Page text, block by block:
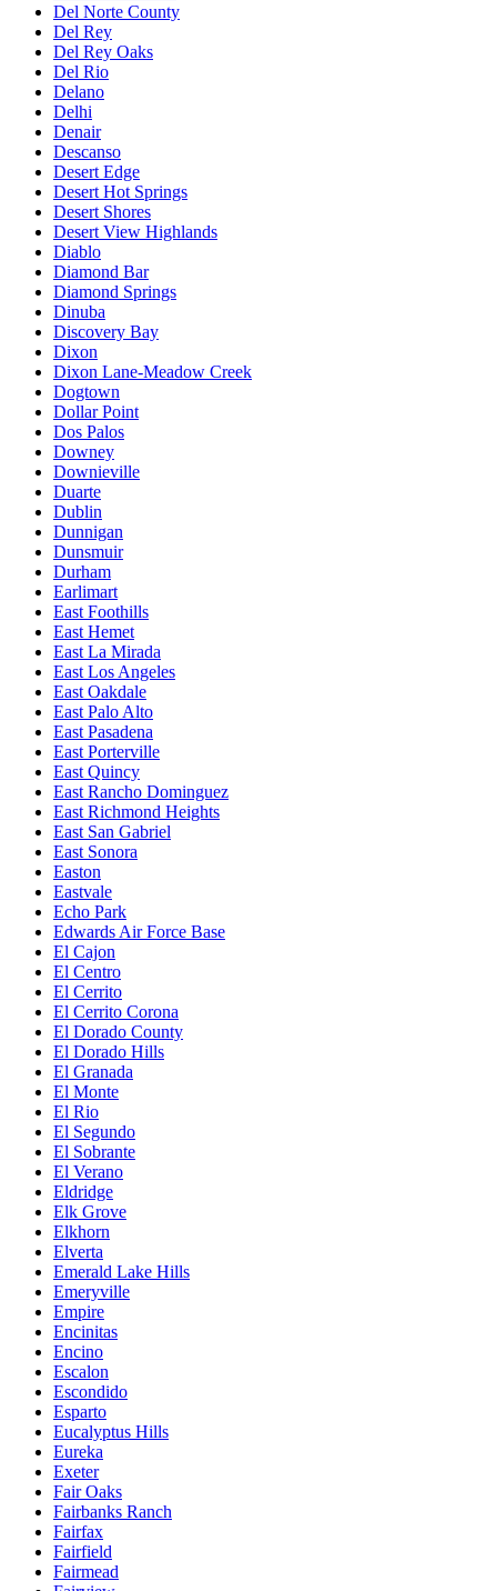
Del Norte County
Del Rey
Del Rey Oaks
Del Rio
Delano
Delhi
Denair
Descanso
Desert Edge
Desert Hot Springs
Desert Shores
Desert View Highlands
Diablo
Diamond Bar
Diamond Springs
Dinuba
Discovery Bay
Dixon
Dixon Lane-Meadow Creek
Dogtown
Dollar Point
Dos Palos
Downey
Downieville
Duarte
Dublin
Dunnigan
Dunsmuir
Durham
Earlimart
East Foothills
East Hemet
East La Mirada
East Los Angeles
East Oakdale
East Palo Alto
East Pasadena
East Porterville
East Quincy
East Rancho Dominguez
East Richmond Heights
East San Gabriel
East Sonora
Easton
Eastvale
Echo Park
Edwards Air Force Base
El Cajon
El Centro
El Cerrito
El Cerrito Corona
El Dorado County
El Dorado Hills
El Granada
El Monte
El Rio
El Segundo
El Sobrante
El Verano
Eldridge
Elk Grove
Elkhorn
Elverta
Emerald Lake Hills
Emeryville
Empire
Encinitas
Encino
Escalon
Escondido
Esparto
Eucalyptus Hills
Eureka
Exeter
Fair Oaks
Fairbanks Ranch
Fairfax
Fairfield
Fairmead